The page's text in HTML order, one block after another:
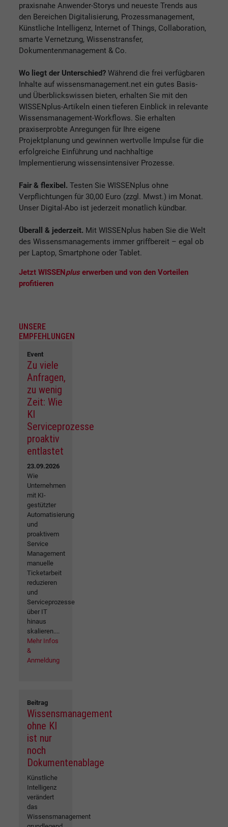
praxisnahe Anwender-Storys und neueste Trends aus
den Bereichen Digitalisierung, Prozessmanagement,
Künstliche Intelligenz, Internet of Things, Collaboration,
smarte Vernetzung, Wissenstransfer,
Dokumentenmanagement & Co.
Wo liegt der Unterschied? Während die frei verfügbaren
Inhalte auf wissensmanagement.net ein gutes Basis-
und Überblickswissen bieten, erhalten Sie mit den
WISSENplus-Artikeln einen tieferen Einblick in relevante
Wissensmanagement-Workflows. Sie erhalten
praxiserprobte Anregungen für Ihre eigene
Projektplanung und gewinnen wertvolle Impulse für die
erfolgreiche Einführung und nachhaltige
Implementierung wissensintensiver Prozesse.
Fair & flexibel. Testen Sie WISSENplus ohne
Verpflichtungen für 30,00 Euro (zzgl. Mwst.) im Monat.
Unser Digital-Abo ist jederzeit monatlich kündbar.
Überall & jederzeit. Mit WISSENplus haben Sie die Welt
des Wissensmanagements immer griffbereit – egal ob
per Laptop, Smartphone oder Tablet.
Jetzt WISSEN plus erwerben und von den Vorteilen
profitieren
UNSERE
EMPFEHLUNGEN
Event
Zu viele
Anfragen,
zu wenig
Zeit: Wie
KI
Serviceprozesse
proaktiv
entlastet
23.09.2026
Wie
Unternehmen
mit KI-
gestützter
Automatisierung
und
proaktivem
Service
Management
manuelle
Ticketarbeit
reduzieren
und
Serviceprozesse
über IT
hinaus
skalieren....
Mehr Infos
&
Anmeldung
Beitrag
Wissensmanagement
ohne KI
ist nur
noch
Dokumentenablage
Künstliche
Intelligenz
verändert
das
Wissensmanagement